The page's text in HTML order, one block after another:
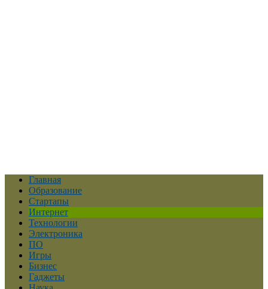
Главная
Образование
Стартапы
Интернет
Технологии
Электроника
ПО
Игры
Бизнес
Гаджеты